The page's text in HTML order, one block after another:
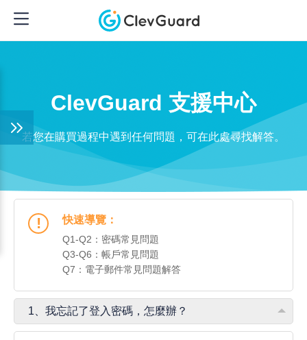
ClevGuard 支援中心
若您在購買過程中遇到任何問題，可在此處尋找解答。
! 快速導覽：
Q1-Q2：密碼常見問題
Q3-Q6：帳戶常見問題
Q7：電子郵件常見問題解答
1、我忘記了登入密碼，怎麼辦？